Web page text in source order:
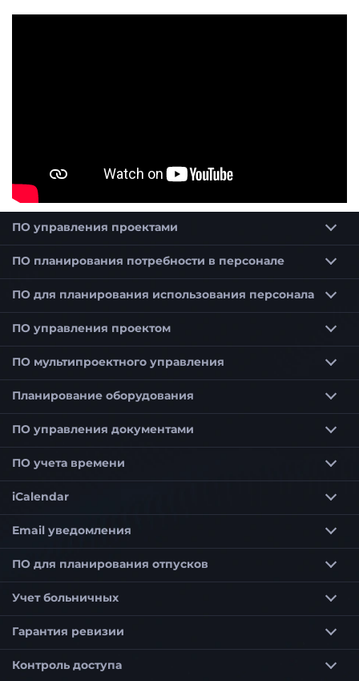
ПО управления проектами
ПО планирования потребности в персонале
ПО для планирования использования персонала
ПО управления проектом
ПО мультипроектного управления
Планирование оборудования
ПО управления документами
ПО учета времени
iCalendar
Email уведомления
ПО для планирования отпусков
Учет больничных
Гарантия ревизии
Контроль доступа